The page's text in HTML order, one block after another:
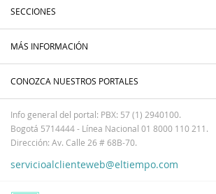
SECCIONES
MÁS INFORMACIÓN
CONOZCA NUESTROS PORTALES
Info general del portal: PBX: 57 (1) 2940100.
Bogotá 5714444 - Línea Nacional 01 8000 110 211.
Dirección: Av. Calle 26 # 68B-70.
servicioalclienteweb@eltiempo.com